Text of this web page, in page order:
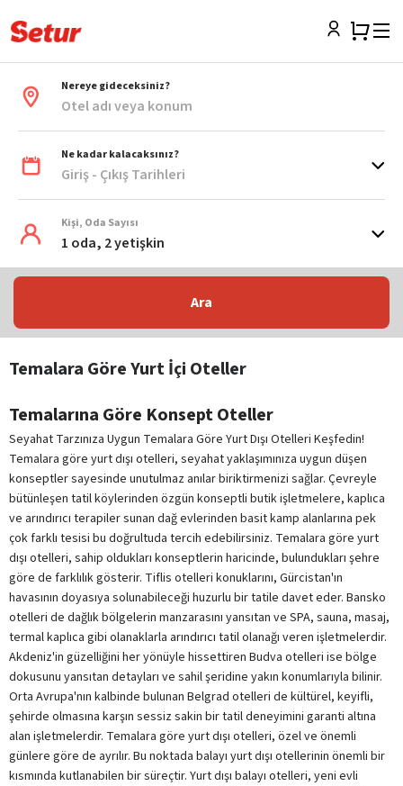
Nereye gideceksiniz?
Otel adı veya konum
Ne kadar kalacaksınız?
Giriş - Çıkış Tarihleri
Kişi, Oda Sayısı
1 oda, 2 yetişkin
Ara
Temalara Göre Yurt İçi Oteller
Temalarına Göre Konsept Oteller
Seyahat Tarzınıza Uygun Temalara Göre Yurt Dışı Otelleri Keşfedin!
Temalara göre yurt dışı otelleri, seyahat yaklaşımınıza uygun düşen
konseptler sayesinde unutulmaz anılar biriktirmenizi sağlar. Çevreyle
bütünleşen tatil köylerinden özgün konseptli butik işletmelere, kaplıca
ve arındırıcı terapiler sunan dağ evlerinden basit kamp alanlarına pek
çok farklı tesisi bu doğrultuda tercih edebilirsiniz. Temalara göre yurt
dışı otelleri, sahip oldukları konseptlerin haricinde, bulundukları şehre
göre de farklılık gösterir. Tiflis otelleri konuklarını, Gürcistan'ın
havasının doyasıya solunabileceği huzurlu bir tatile davet eder. Bansko
otelleri de dağlık bölgelerin manzarasını yansıtan ve SPA, sauna, masaj,
termal kaplıca gibi olanaklarla arındırıcı tatil olanağı veren işletmelerdir.
Akdeniz'in güzelliğini her yönüyle hissettiren Budva otelleri ise bölge
dokusunu yansıtan detayları ve sahil şeridine yakın konumlarıyla bilinir.
Orta Avrupa'nın kalbinde bulunan Belgrad otelleri de kültürel, keyifli,
şehirde olmasına karşın sessiz sakin bir tatil deneyimini garanti altına
alan işletmelerdir. Temalara göre yurt dışı otelleri, özel ve önemli
günlere göre de ayrılır. Bu noktada balayı yurt dışı otellerinin önemli bir
kısmında kutlanabilen bir süreçtir. Yurt dışı balayı otelleri, yeni evli